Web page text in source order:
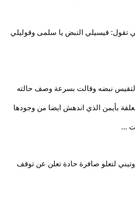
تقول: قيسيلي النبض يا سلمى وقوليلي
نبضه وقالت بسرعة وصف حالته
معلقة بأيمن الذي اندهش ايضا من وجودها
...
لتعلو صافرة حادة تعلن عن توقف